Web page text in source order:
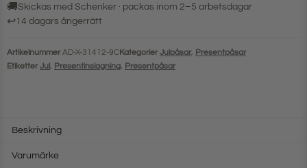
🚚Skickas med Schenker · packas inom 2–5 arbetsdagar
↩14 dagars ångerrätt
ArtikelnummerAD-X-31412-9CKategorier Julpåsar, Presentpåsar
Etiketter Jul, Presentinslagning, Presentpåsar
Beskrivning
Varumärke